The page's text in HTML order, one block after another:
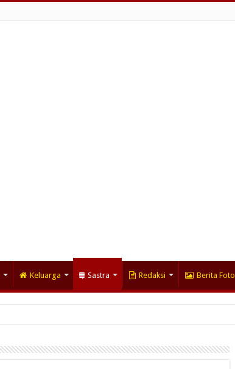
Keluarga Sastra Redaksi Berita Foto